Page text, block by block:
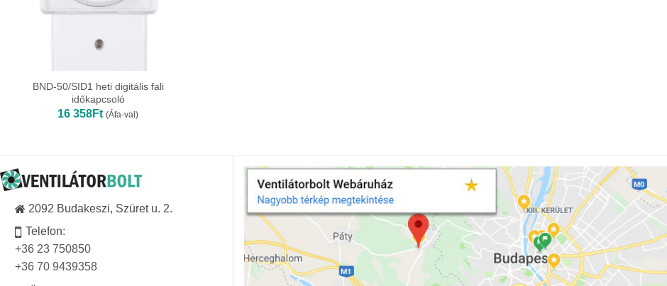
BND-50/SID1 heti digitális fali
időkapcsoló
16 358Ft (Áfa-val)
2092 Budakeszi, Szüret u. 2.
Telefon:
+36 23 750850
+36 70 9439358